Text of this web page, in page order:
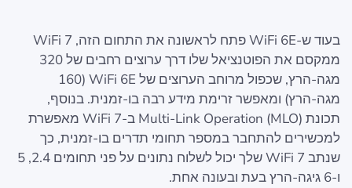
בעוד ש-WiFi 6E פתח לראשונה את התחום הזה, WiFi 7
ממקסם את הפוטנציאל שלו דרך ערוצים רחבים של 320
מגה-הרץ, שכפול מרוחב הערוצים של WiFi 6E (160
מגה-הרץ) ומאפשר זרימת מידע רבה בו-זמנית. בנוסף,
תכונת Multi-Link Operation (MLO) ב-WiFi 7 מאפשרת
למכשירים להתחבר במספר תחומי תדרים בו-זמנית, כך
שנתב WiFi 7 שלך יכול לשלוח נתונים על פני תחומים 2.4, 5
ו-6 גיגה-הרץ בעת ובעונה אחת.